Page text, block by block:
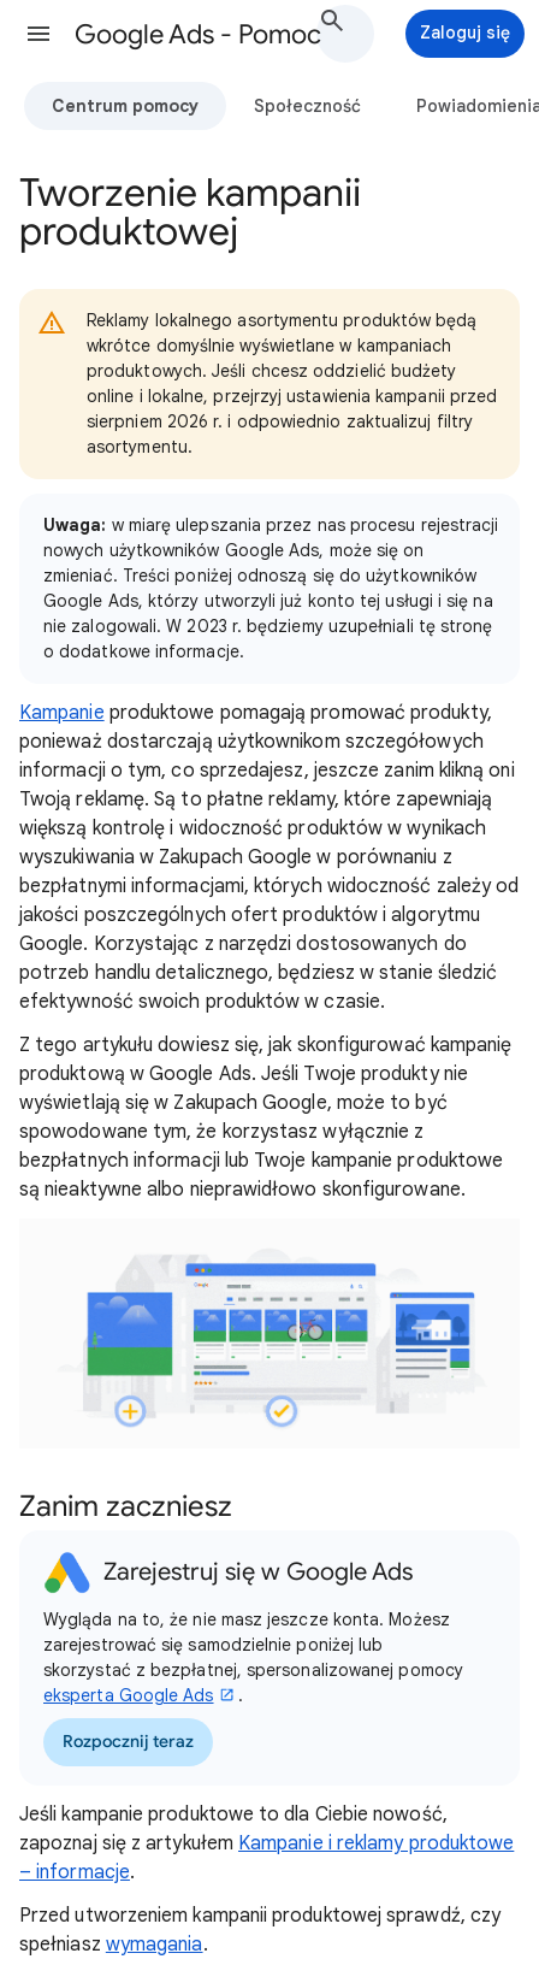
Google Ads - Pomoc Zaloguj się
Centrum pomocy Społeczność
Tworzenie kampanii
produktowej
Reklamy lokalnego asortymentu produktów będą
wkrótce domyślnie wyświetlane w kampaniach
produktowych. Jeśli chcesz oddzielić budżety
online i lokalne, przejrzyj ustawienia kampanii przed
sierpniem 2026 r. i odpowiednio zaktualizuj filtry
asortymentu.
Uwaga: w miarę ulepszania przez nas procesu rejestracji
nowych użytkowników Google Ads, może się on
zmieniać. Treści poniżej odnoszą się do użytkowników
Google Ads, którzy utworzyli już konto tej usługi i się na
nie zalogowali. W 2023 r. będziemy uzupełniali tę stronę
o dodatkowe informacje.
Kampanie produktowe pomagają promować produkty,
ponieważ dostarczają użytkownikom szczegółowych
informacji o tym, co sprzedajesz, jeszcze zanim klikną oni
Twoją reklamę. Są to płatne reklamy, które zapewniają
większą kontrolę i widoczność produktów w wynikach
wyszukiwania w Zakupach Google w porównaniu z
bezpłatnymi informacjami, których widoczność zależy od
jakości poszczególnych ofert produktów i algorytmu
Google. Korzystając z narzędzi dostosowanych do
potrzeb handlu detalicznego, będziesz w stanie śledzić
efektywność swoich produktów w czasie.
Z tego artykułu dowiesz się, jak skonfigurować kampanię
produktową w Google Ads. Jeśli Twoje produkty nie
wyświetlają się w Zakupach Google, może to być
spowodowane tym, że korzystasz wyłącznie z
bezpłatnych informacji lub Twoje kampanie produktowe
są nieaktywne albo nieprawidłowo skonfigurowane.
Zanim zaczniesz
Zarejestruj się w Google Ads
Wygląda na to, że nie masz jeszcze konta. Możesz
zarejestrować się samodzielnie poniżej lub
skorzystać z bezpłatnej, spersonalizowanej pomocy
eksperta Google Ads
.
Rozpocznij teraz
Jeśli kampanie produktowe to dla Ciebie nowość,
zapoznaj się z artykułem Kampanie i reklamy produktowe
– informacje.
Przed utworzeniem kampanii produktowej sprawdź, czy
spełniasz wymagania.